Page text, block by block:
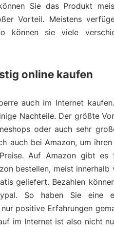
Sie das Produkt
Vorteil. Meistens
können sie viele
online kaufen
auch im Internet
Nachteile. Der größte
oder auch sehr
auch bei Amazon, um
Auf Amazon gibt es
bestellen, meist innerhalb
geliefert. Bezahlen
So haben Sie eine
positive Erfahrungen
im Internet ist also nicht